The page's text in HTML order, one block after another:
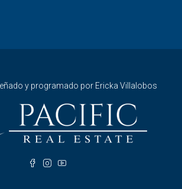
y programado por Ericka Villalobos